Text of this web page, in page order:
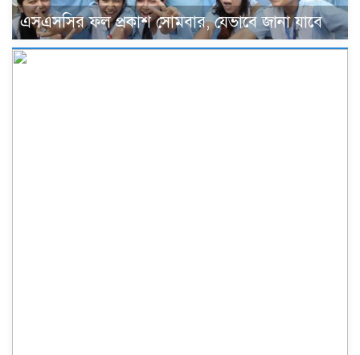
এসএসসির ফল প্রকাশ সোমবার, যেভাবে জানা যাবে